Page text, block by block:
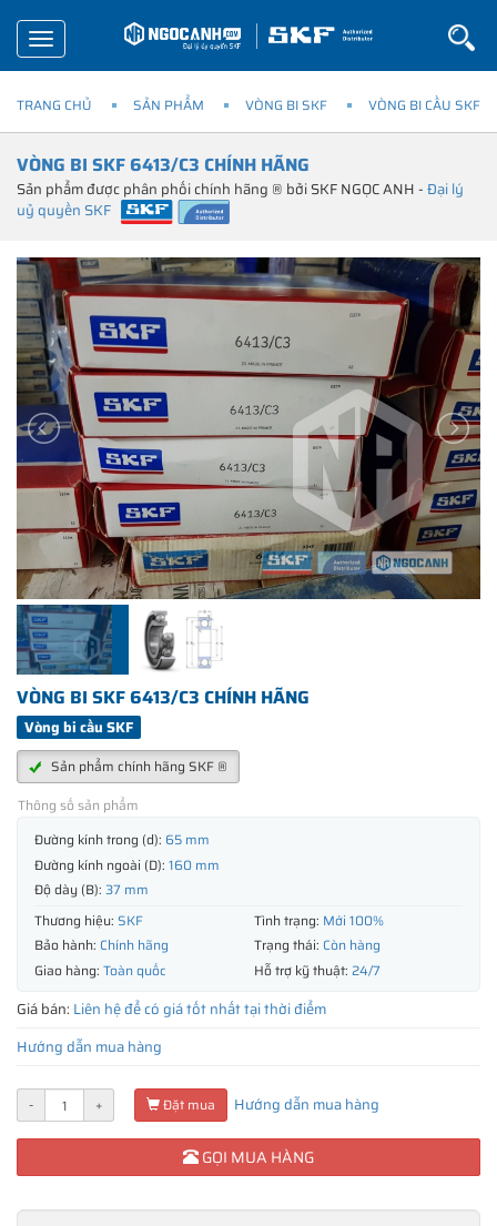
Toggle
navigation
TRANG CHỦ SẢN PHẨM VÒNG BI SKF VÒNG BI CẦU SKF
VÒNG BI SKF 6413/C3 CHÍNH HÃNG
Sản phẩm được phân phối chính hãng ® bởi SKF NGỌC ANH -Đại lý
uỷ quyền SKF
VÒNG BI SKF 6413/C3 CHÍNH HÃNG
Vòng bi cầu SKF
Sản phẩm chính hãng SKF ®
Thông số sản phẩm
Đường kính trong (d): 65 mm
Đường kính ngoài (D): 160 mm
Độ dày (B): 37 mm
Thương hiệu: SKF Tình trạng: Mới 100%
Bảo hành: Chính hãng Trạng thái: Còn hàng
Giao hàng: Toàn quốc Hỗ trợ kỹ thuật: 24/7
Giá bán: Liên hệ để có giá tốt nhất tại thời điểm
Hướng dẫn mua hàng
- + Đặt mua Hướng dẫn mua hàng
GỌI MUA HÀNG